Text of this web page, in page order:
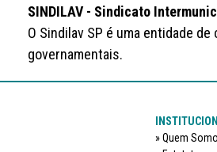
SINDILAV - Sindicato
O Sindilav SP é uma entidade
governamentais.
Quem